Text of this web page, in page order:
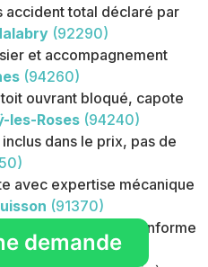
accident total déclaré par
(92290)
et accompagnement
(94260)
ouvrant bloqué, capote
les-Roses (94240)
dans le prix, pas de
avec expertise mécanique
(91370)
de destruction conforme
(91160)
demande